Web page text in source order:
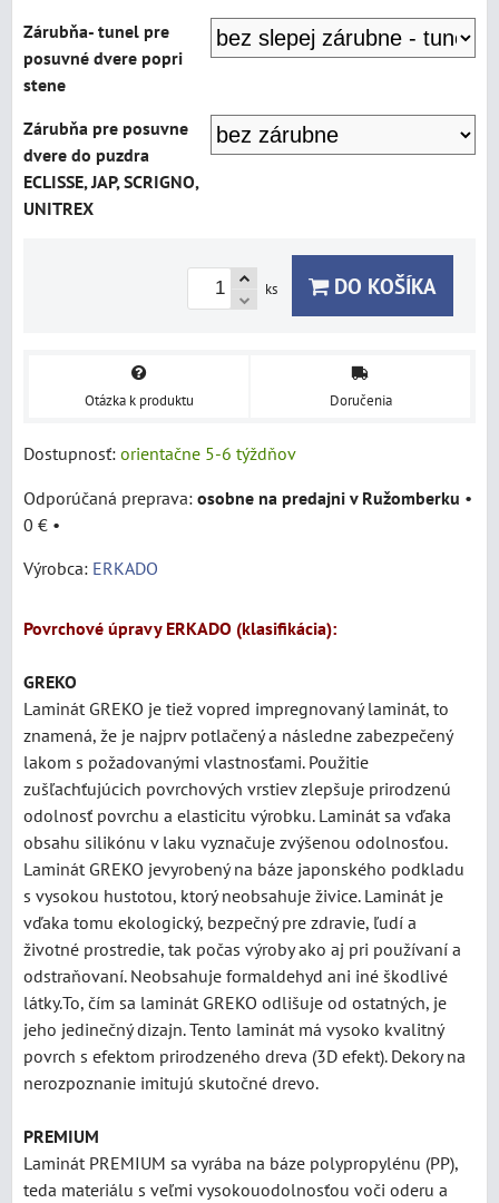
Zárubňa- tunel pre
posuvné dvere popri
stene
Zárubňa pre posuvne
dvere do puzdra
ECLISSE, JAP, SCRIGNO,
UNITREX
ks DO KOŠÍKA
Otázka k produktu Doručenia
Dostupnosť: orientačne 5-6 týždňov
osobne na predajni v Ružomberku •
0 € •
Výrobca: ERKADO
Povrchové úpravy ERKADO (klasifikácia):
GREKO
Laminát GREKO je tiež vopred impregnovaný laminát, to
znamená, že je najprv potlačený a následne zabezpečený
lakom s požadovanými vlastnosťami. Použitie
zušľachťujúcich povrchových vrstiev zlepšuje prirodzenú
odolnosť povrchu a elasticitu výrobku. Laminát sa vďaka
obsahu silikónu v laku vyznačuje zvýšenou odolnosťou.
Laminát GREKO jevyrobený na báze japonského podkladu
s vysokou hustotou, ktorý neobsahuje živice. Laminát je
vďaka tomu ekologický, bezpečný pre zdravie, ľudí a
životné prostredie, tak počas výroby ako aj pri používaní a
odstraňovaní. Neobsahuje formaldehyd ani iné škodlivé
látky.To, čím sa laminát GREKO odlišuje od ostatných, je
jeho jedinečný dizajn. Tento laminát má vysoko kvalitný
povrch s efektom prirodzeného dreva (3D efekt). Dekory na
nerozpoznanie imitujú skutočné drevo.
PREMIUM
Laminát PREMIUM sa vyrába na báze polypropylénu (PP),
teda materiálu s veľmi vysokouodolnosťou voči oderu a